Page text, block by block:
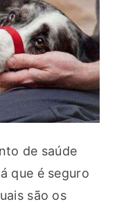
de saúde
que é seguro
são os